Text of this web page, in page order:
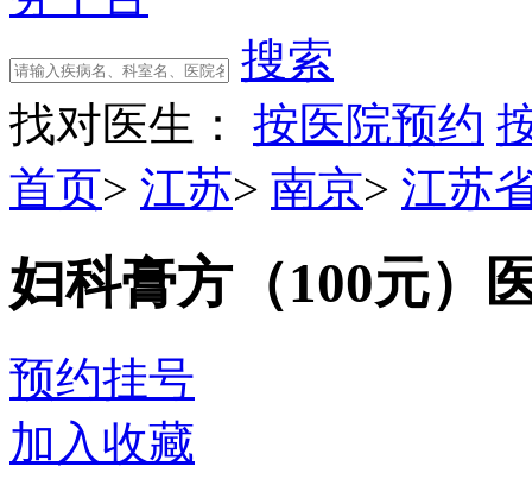
搜索
找对医生：
按医院预约
首页> 江苏> 南京> 江苏
妇科膏方（100元）
预约挂号
加入收藏